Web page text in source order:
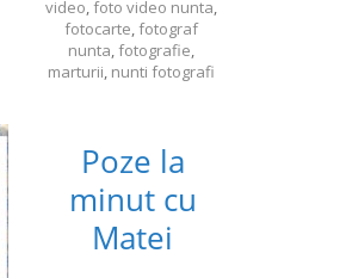
video,foto video nunta,
fotocarte,fotograf
nunta,fotografie,
marturii, nunti fotografi
Poze la
minut cu
Matei